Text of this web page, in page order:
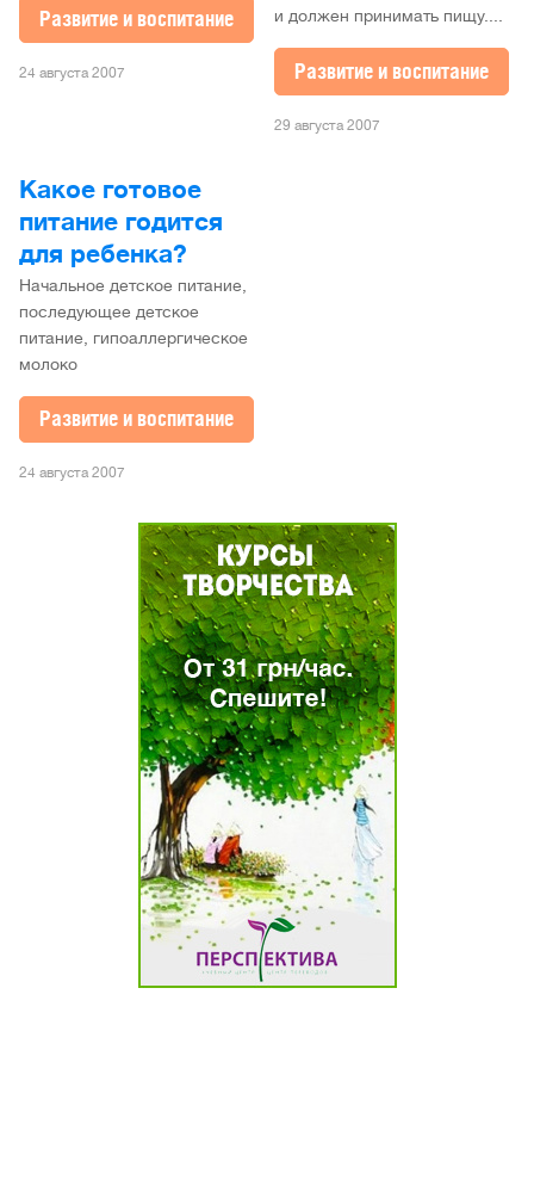
Развитие и воспитание
24 августа 2007
и должен принимать пищу....
Развитие и воспитание
29 августа 2007
Какое готовое
питание годится
для ребенка?
Начальное детское питание,
последующее детское
питание, гипоаллергическое
молоко
Развитие и воспитание
24 августа 2007